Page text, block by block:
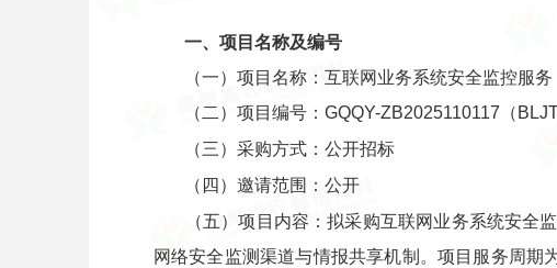
一、项目名称及编号
（一）项目名称：互联网业务系统安全监控服务
（二）项目编号：GQQY-ZB2025110117（
（三）采购方式：公开招标
（四）邀请范围：公开
（五）项目内容：拟采购互联网业务系统安
网络安全监测渠道与情报共享机制。项目服务周